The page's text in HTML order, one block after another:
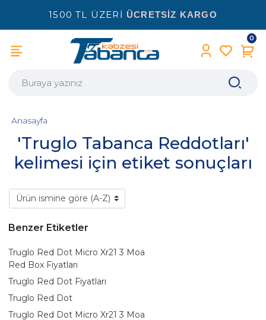
1500 TL ÜZERİ ÜCRETSİZ KARGO
0
'Truglo Tabanca Reddotları'
kelimesi için etiket sonuçları
Anasayfa
Benzer Etiketler
Truglo Red Dot Micro Xr21 3 Moa
Red Box Fiyatları
Truglo Red Dot Fiyatları
Truglo Red Dot
Truglo Red Dot Micro Xr21 3 Moa